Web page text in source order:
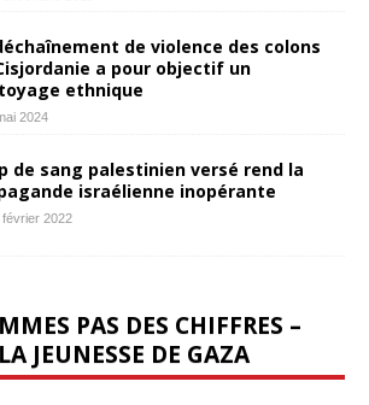
de violence des colons
a pour objectif un
ethnique
2024
de sang palestinien versé rend la
israélienne inopérante
février 2022
PAS DES CHIFFRES –
JEUNESSE DE GAZA